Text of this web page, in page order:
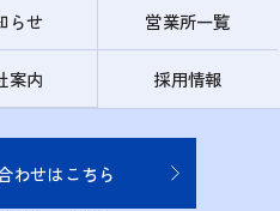
らせ 営業所一覧
案内 採用情報
わせはこちら